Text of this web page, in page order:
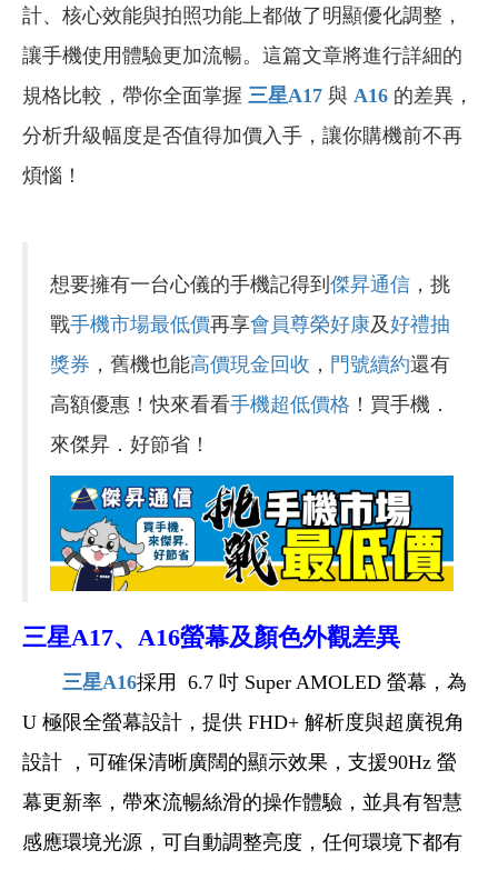
計、核心效能與拍照功能上都做了明顯優化調整，
讓手機使用體驗更加流暢。這篇文章將進行詳細的
規格比較，帶你全面掌握 三星A17 與 A16 的差異，
分析升級幅度是否值得加價入手，讓你購機前不再
煩惱！
想要擁有一台心儀的手機記得到 傑昇通信 ，挑
戰手機市場最低價再享會員尊榮好康及好禮抽
獎券 ，舊機也能高價現金回收 ， 門號續約還有
高額優惠！快來看看手機超低價格 ！買手機．
來傑昇．好節省！
三星A17、A16螢幕及顏色外觀差異
三星A16採用 6.7 吋 Super AMOLED 螢幕，為
U 極限全螢幕設計，提供 FHD+ 解析度與超廣視角
設計 ，可確保清晰廣闊的顯示效果，支援90Hz 螢
幕更新率，帶來流暢絲滑的操作體驗，並具有智慧
感應環境光源，可自動調整亮度，任何環境下都有